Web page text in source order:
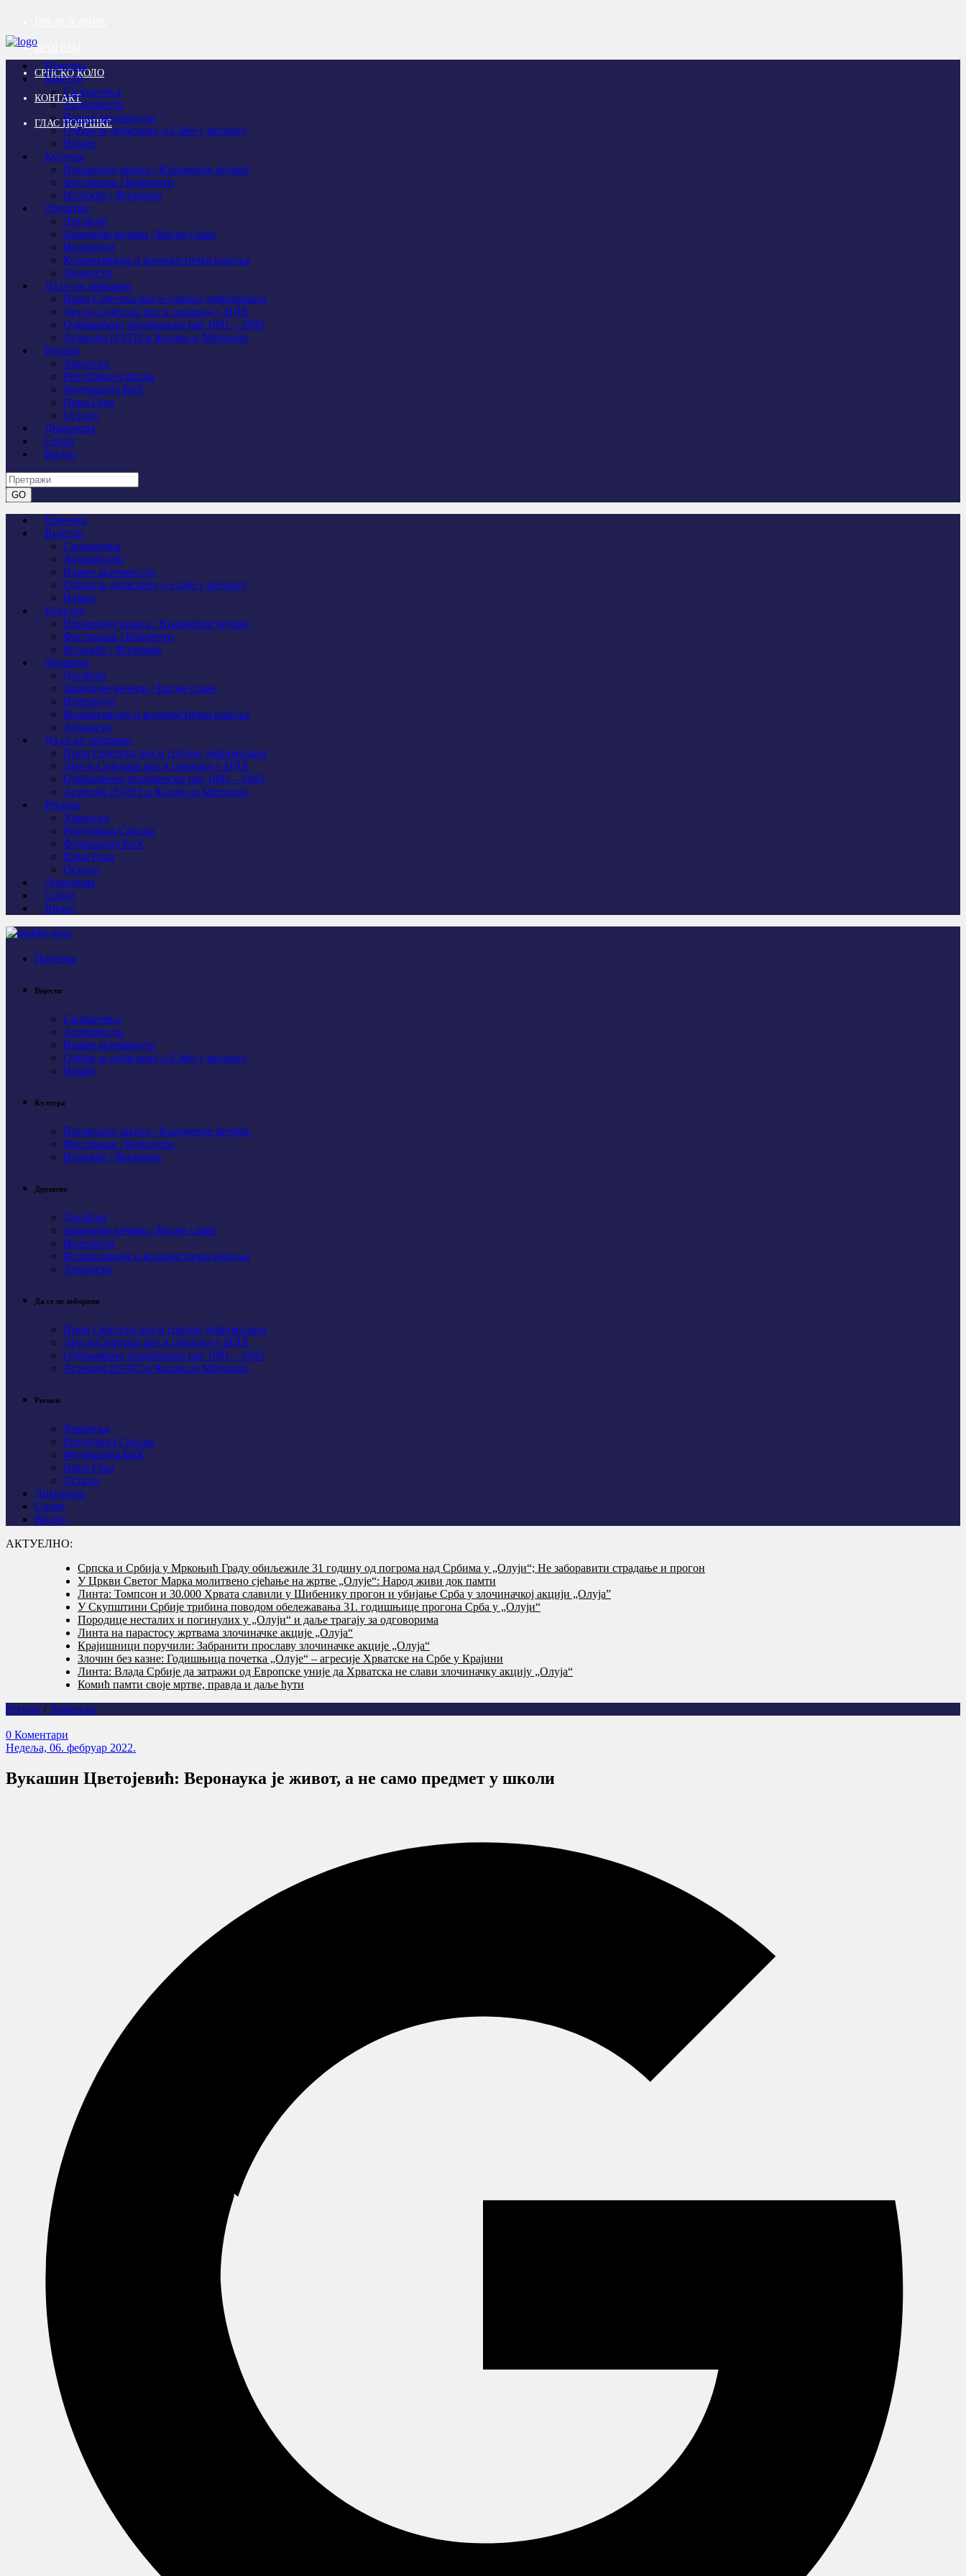
ПРОГРАМ
СРПСКО КОЛО
КОНТАКТ
ГЛАС ПОДРШКЕ
Почетна
Вијести
Саопштења
Активности
Важне активности
Одбор за дијаспору и Србе у региону
Најаве
Култура
Промоције књига / Књижевне вечери
Фестивали / Концерти
Изложбе / Филмови
Друштво
Догађаји
Завичајне вечери / Крсне славе
Интервјуи
Колонизација и колонистичка насеља
Личности
Да се не заборави
Први Свјeтски рат и српски добровољци
Други Свјетски рат и геноцид у НДХ
Одбрамбено отаџбински рат 1991 – 1995
Агресија НАТО и Косово и Метохија
Регион
Хрватска
Република Српска
Федерација БиХ
Црна Гора
Остало
Дијаспора
Спорт
Видео
Почетна
Вијести
Саопштења
Активности
Важне активности
Одбор за дијаспору и Србе у региону
Најаве
Култура
Промоције књига / Књижевне вечери
Фестивали / Концерти
Изложбе / Филмови
Друштво
Догађаји
Завичајне вечери / Крсне славе
Интервјуи
Колонизација и колонистичка насеља
Личности
Да се не заборави
Први Свјeтски рат и српски добровољци
Други Свјетски рат и геноцид у НДХ
Одбрамбено отаџбински рат 1991 – 1995
Агресија НАТО и Косово и Метохија
Регион
Хрватска
Република Српска
Федерација БиХ
Црна Гора
Остало
Дијаспора
Спорт
Видео
Почетна
Вијести
Саопштења
Активности
Важне активности
Одбор за дијаспору и Србе у региону
Најаве
Култура
Промоције књига / Књижевне вечери
Фестивали / Концерти
Изложбе / Филмови
Друштво
Догађаји
Завичајне вечери / Крсне славе
Интервјуи
Колонизација и колонистичка насеља
Личности
Да се не заборави
Први Свјeтски рат и српски добровољци
Други Свјетски рат и геноцид у НДХ
Одбрамбено отаџбински рат 1991 – 1995
Агресија НАТО и Косово и Метохија
Регион
Хрватска
Република Српска
Федерација БиХ
Црна Гора
Остало
Дијаспора
Спорт
Видео
АКТУЕЛНО:
Српска и Србија у Мркоњић Граду обиљежиле 31 годину од погрома над Србима у „Олуји“; Не заборавити страдање и прогон
У Цркви Светог Марка молитвено сјећање на жртве „Олује“: Народ живи док памти
Линта: Томпсон и 30.000 Хрвата славили у Шибенику прогон и убијање Срба у злочиначкој акцији „Олуја”
У Скупштини Србије трибина поводом обележавања 31. годишњице прогона Срба у „Олуји“
Породице несталих и погинулих у „Олуји“ и даље трагају за одговорима
Линта на парастосу жртвама злочиначке акције „Олуја“
Крајишници поручили: Забранити прославу злочиначке акције „Олуја“
Злочин без казне: Годишњица почетка „Олује“ – агресије Хрватске на Србе у Крајини
Линта: Влада Србије да затражи од Европске уније да Хрватска не слави злочиначку акцију „Олуја“
Комић памти своје мртве, правда и даље ћути
Регион / Хрватска
0 Коментари
Недеља, 06. фебруар 2022.
Вукашин Цветојевић: Веронаука је живот, а не само предмет у школи